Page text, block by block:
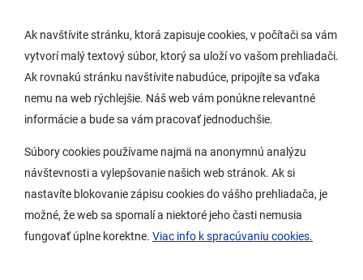
Ak navštívite stránku, ktorá zapisuje cookies, v počítači sa vám
vytvorí malý textový súbor, ktorý sa uloží vo vašom prehliadači.
Ak rovnakú stránku navštívite nabudúce, pripojíte sa vďaka
nemu na web rýchlejšie. Náš web vám ponúkne relevantné
informácie a bude sa vám pracovať jednoduchšie.
Súbory cookies používame najmä na anonymnú analýzu
návštevnosti a vylepšovanie našich web stránok. Ak si
nastavíte blokovanie zápisu cookies do vášho prehliadača, je
možné, že web sa spomalí a niektoré jeho časti nemusia
fungovať úplne korektne. Viac info k spracúvaniu cookies.
Potrebujem vybaviť
Samospráva
O Lamači
Mobilná aplikácia